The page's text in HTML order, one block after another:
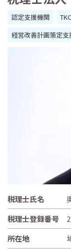
認定支援機関
経営改善計画策定支
税理士氏名
税理士登録番号
所在地